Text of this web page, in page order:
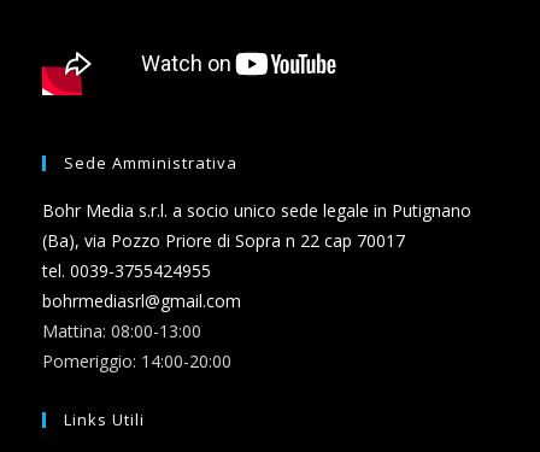
Sede Amministrativa
Bohr Media s.r.l. a socio unico sede legale in Putignano
(Ba), via Pozzo Priore di Sopra n 22 cap 70017
tel. 0039-3755424955
bohrmediasrl@gmail.com
Mattina: 08:00-13:00
Pomeriggio: 14:00-20:00
Links Utili